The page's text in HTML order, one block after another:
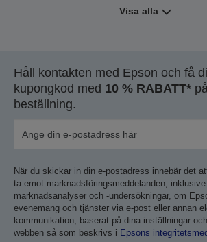
Visa alla
Håll kontakten med Epson och få
kupongkod med 10 % RABATT*
beställning.
När du skickar in din e-postadress innebär det
ta emot marknadsföringsmeddelanden,
marknadsanalyser och -undersökningar, om
evenemang och tjänster via e-post eller annan
kommunikation, baserat på dina inställningar
webben så som beskrivs i Epsons